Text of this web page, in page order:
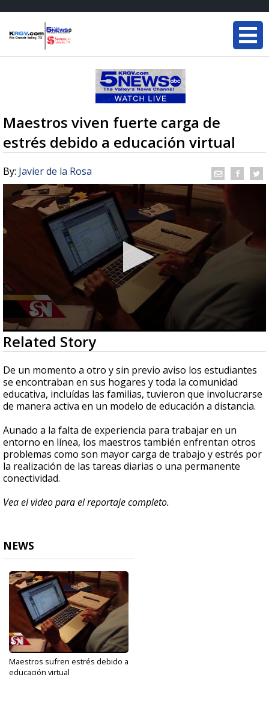
Maestros viven fuerte carga de
estrés debido a educación virtual
By: Javier de la Rosa
0
seconds
of
2
minutes,
46
seconds
Related Story
De un momento a otro y sin previo aviso los estudiantes
se encontraban en sus hogares y toda la comunidad
educativa, incluídas las familias, tuvieron que involucrarse
de manera activa en un modelo de educación a distancia.
Aunado a la falta de experiencia para trabajar en un
entorno en línea, los maestros también enfrentan otros
problemas como son mayor carga de trabajo y estrés por
la realización de las tareas diarias o una permanente
conectividad.
Vea el video para el reportaje completo.
NEWS
Maestros sufren estrés debido a
educación virtual